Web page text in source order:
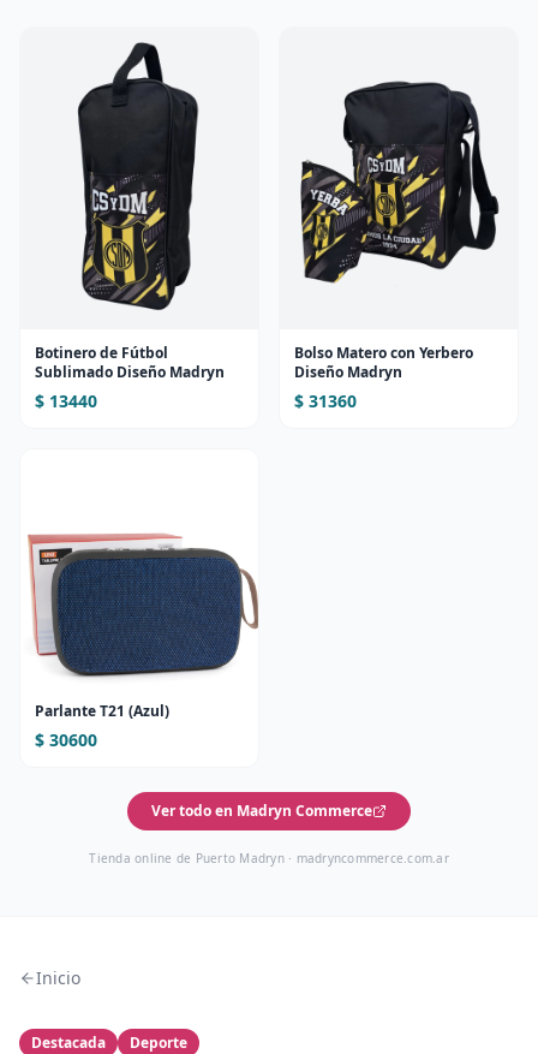
Botinero de Fútbol
Sublimado Diseño Madryn
$ 13440
Bolso Matero con Yerbero
Diseño Madryn
$ 31360
Parlante T21 (Azul)
$ 30600
Ver todo en Madryn Commerce
Tienda online de Puerto Madryn · madryncommerce.com.ar
Inicio
Destacada Deporte